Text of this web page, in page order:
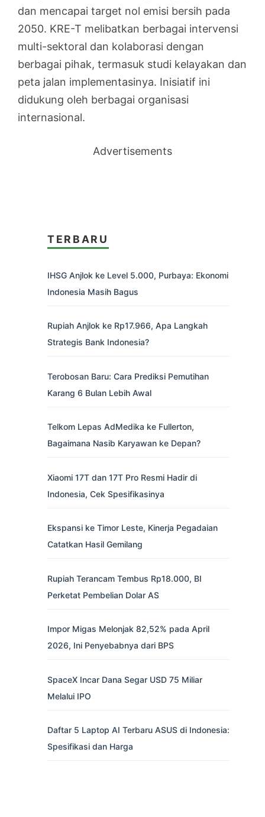
dan mencapai target nol emisi bersih pada
2050. KRE-T melibatkan berbagai intervensi
multi-sektoral dan kolaborasi dengan
berbagai pihak, termasuk studi kelayakan dan
peta jalan implementasinya. Inisiatif ini
didukung oleh berbagai organisasi
internasional.
Advertisements
TERBARU
IHSG Anjlok ke Level 5.000, Purbaya: Ekonomi
Indonesia Masih Bagus
Rupiah Anjlok ke Rp17.966, Apa Langkah
Strategis Bank Indonesia?
Terobosan Baru: Cara Prediksi Pemutihan
Karang 6 Bulan Lebih Awal
Telkom Lepas AdMedika ke Fullerton,
Bagaimana Nasib Karyawan ke Depan?
Xiaomi 17T dan 17T Pro Resmi Hadir di
Indonesia, Cek Spesifikasinya
Ekspansi ke Timor Leste, Kinerja Pegadaian
Catatkan Hasil Gemilang
Rupiah Terancam Tembus Rp18.000, BI
Perketat Pembelian Dolar AS
Impor Migas Melonjak 82,52% pada April
2026, Ini Penyebabnya dari BPS
SpaceX Incar Dana Segar USD 75 Miliar
Melalui IPO
Daftar 5 Laptop AI Terbaru ASUS di Indonesia:
Spesifikasi dan Harga